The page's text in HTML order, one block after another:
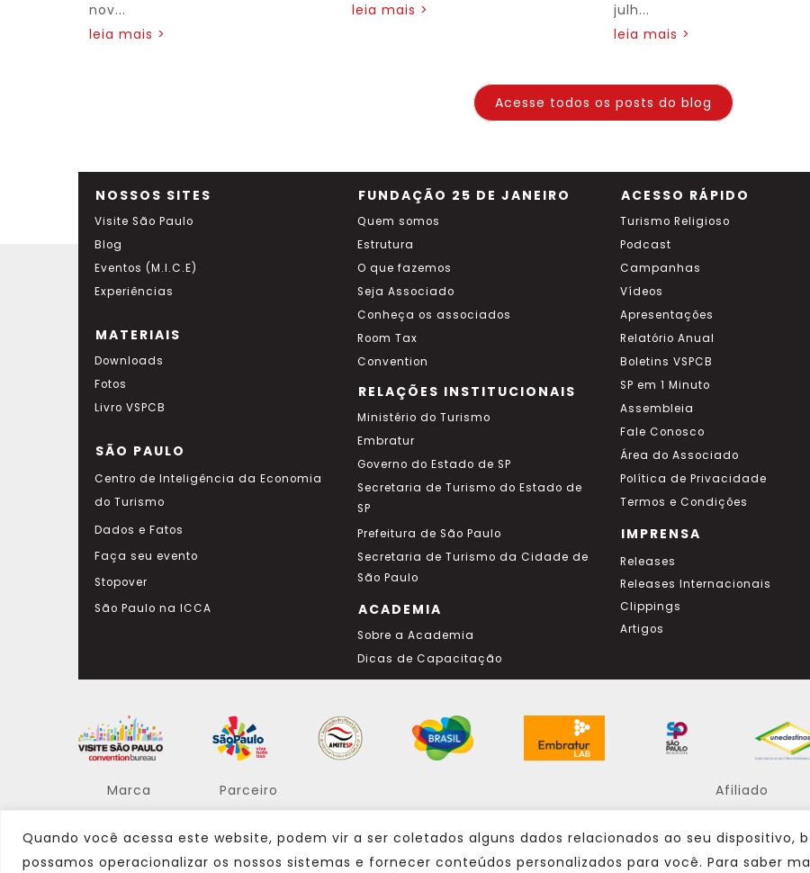
Quando você acessa este website, podem vir a ser coletados alguns dados relacionados ao seu dispositivo,
possamos operacionalizar os nossos sistemas e fornecer conteúdos personalizados para você. Para saber
nov...
leia mais >
leia mais >
julh...
leia mais >
Acesse todos os posts do blog
NOSSOS SITES
Visite São Paulo
Blog
Eventos (M.I.C.E)
Experiências
MATERIAIS
Downloads
Fotos
Livro VSPCB
SÃO PAULO
Centro de Inteligência da Economia
do Turismo
Dados e Fatos
Faça seu evento
Stopover
São Paulo na ICCA
FUNDAÇÃO 25 DE JANEIRO
Quem somos
Estrutura
O que fazemos
Seja Associado
Conheça os associados
Room Tax
Convention
RELAÇÕES INSTITUCIONAIS
Ministério do Turismo
Embratur
Governo do Estado de SP
Secretaria de Turismo do Estado de
SP
Prefeitura de São Paulo
Secretaria de Turismo da Cidade de
São Paulo
ACADEMIA
Sobre a Academia
Dicas de Capacitação
ACESSO RÁPIDO
Turismo Religioso
Podcast
Campanhas
Vídeos
Apresentações
Relatório Anual
Boletins VSPCB
SP em 1 Minuto
Assembleia
Fale Conosco
Área do Associado
Política de Privacidade
Termos e Condições
IMPRENSA
Releases
Releases Internacionais
Clippings
Artigos
Marca Parceiro Afiliado
Consulte sempre um agente de viagem